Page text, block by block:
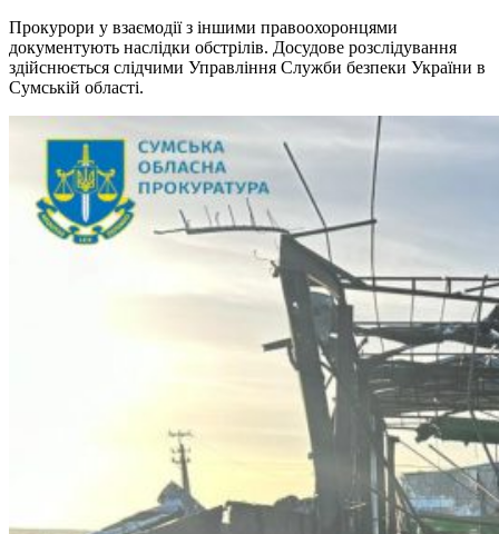
Прокурори у взаємодії з іншими правоохоронцями
документують наслідки обстрілів. Досудове розслідування
здійснюється слідчими Управління Служби безпеки України в
Сумській області.